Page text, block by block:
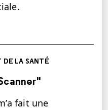
DE LA SANTÉ
fait une